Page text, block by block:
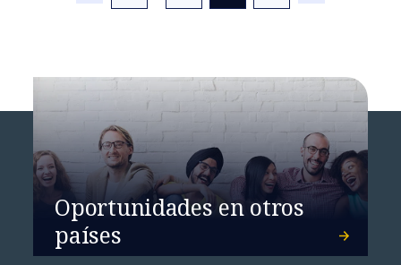
¿Ciencias o letras?
Oportunidades en otros
países